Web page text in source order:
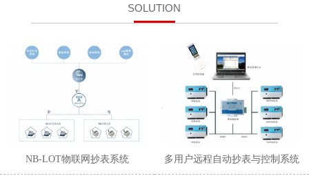
SOLUTION
NB-LOT物联网抄表系统 多用户远程自动抄表与控制系统